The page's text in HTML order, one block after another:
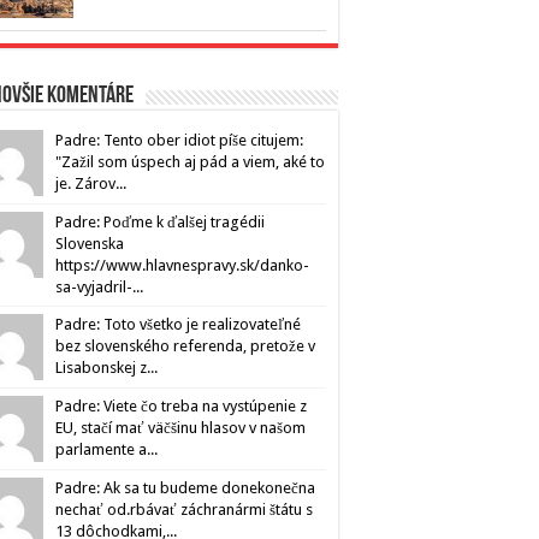
komentáre
Padre: Tento ober idiot píše citujem:
"Zažil som úspech aj pád a viem, aké to
je. Zárov...
Padre: Poďme k ďalšej tragédii
Slovenska
https://www.hlavnespravy.sk/danko-
sa-vyjadril-...
Padre: Toto všetko je realizovateľné
bez slovenského referenda, pretože v
Lisabonskej z...
Padre: Viete čo treba na vystúpenie z
EU, stačí mať väčšinu hlasov v našom
parlamente a...
Padre: Ak sa tu budeme donekonečna
nechať od.rbávať záchranármi štátu s
13 dôchodkami,...